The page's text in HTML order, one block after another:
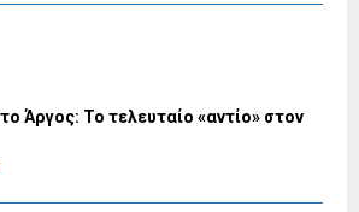
Άργος: Το τελευταίο «αντίο» στον